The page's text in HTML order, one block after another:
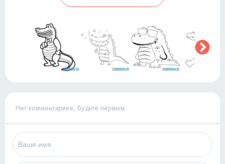
Нет комментариев, будьте первым